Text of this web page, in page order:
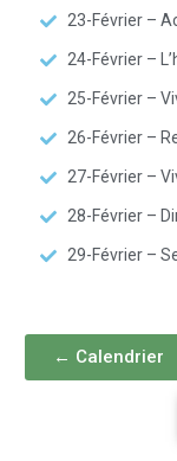
23-Février –
24-Février –
25-Février –
26-Février –
27-Février –
28-Février –
29-Février –
← Calendrier